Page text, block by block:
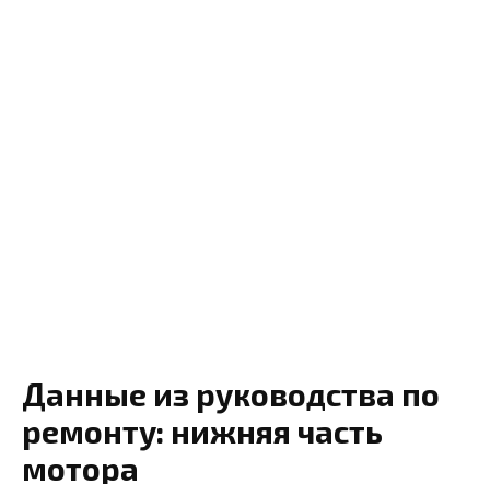
Данные из руководства по
ремонту: нижняя часть
мотора